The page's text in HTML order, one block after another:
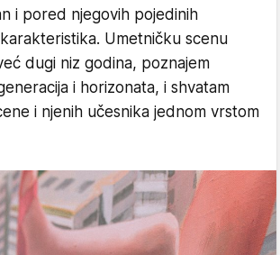
i pored njegovih pojedinih
Umetničku scenu
dugi niz godina, poznajem
i horizonata, i shvatam
i njenih učesnika jednom vrstom